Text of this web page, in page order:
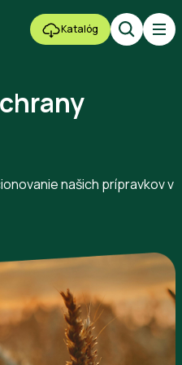
Katalóg
našich prípravkov v